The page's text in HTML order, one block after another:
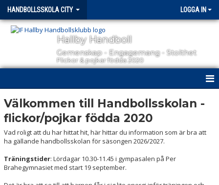
HANDBOLLSSKOLA CITY LOGGA IN
Hallby Handboll
Gemenskap - Engagemang - Stolthet
Flickor & pojkar födda 2020
HEM
NYHETER
KALENDER
MATCHER
TRUPPEN
Välkommen till Handbollsskolan -
flickor/pojkar födda 2020
Vad roligt att du har hittat hit, här hittar du information som är bra att
ha gällande handbollsskolan för säsongen 2026/2027.
Träningstider: Lördagar 10.30-11.45 i gympasalen på Per
Brahegymnasiet med start 19 september.